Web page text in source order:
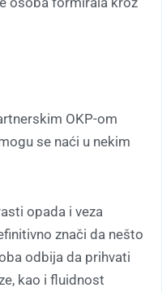
OKP-om
se naći u nekim
opada i veza
znači da nešto
odbija da prihvati
kao i fluidnost